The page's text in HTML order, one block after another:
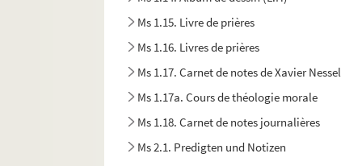
Ms 1.15. Livre de prières
Ms 1.16. Livres de prières
Ms 1.17. Carnet de notes de Xavier Nessel
Ms 1.17a. Cours de théologie morale
Ms 1.18. Carnet de notes journalières
Ms 2.1. Predigten und Notizen